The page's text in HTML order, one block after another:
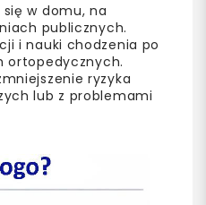
w domu, na
publicznych.
i nauki chodzenia po
ortopedycznych.
ryzyka
lub z problemami